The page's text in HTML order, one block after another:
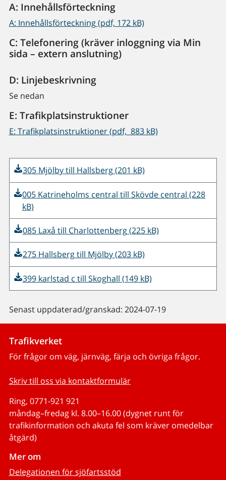
A: Innehållsförteckning
A: Innehållsförteckning (pdf, 172 kB)
C: Telefonering (kräver inloggning via Min
sida – extern anslutning)
D: Linjebeskrivning
Se nedan
E: Trafikplatsinstruktioner
E: Trafikplatsinstruktioner (pdf, 883 kB)
305 Mjölby till Hallsberg (201 kB)
005 Katrineholms central till Skövde central (228
kB)
085 Laxå till Charlottenberg (225 kB)
275 Hallsberg till Mjölby (203 kB)
399 karlstad c till Skoghall (149 kB)
Senast uppdaterad/granskad: 2024-07-19
Trafikverket
För frågor om väg, järnväg, färja och övriga frågor.
Skriv till oss via kontaktformulär
Ring, 0771-921 921
måndag–fredag kl. 8.00–16.00 (dygnet runt för
trafikinformation och akuta fel som kräver omedelbar
åtgärd)
Mer om
Delegationen för sjöfartsstöd